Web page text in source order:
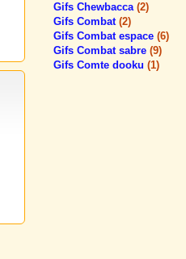
Gifs Chewbacca (2)
Gifs Combat (2)
Gifs Combat espace (6)
Gifs Combat sabre (9)
Gifs Comte dooku (1)